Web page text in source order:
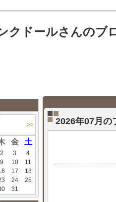
クドールさんのブ
>>
金 土
2 3
4
9 10
11
17
18
24
25
31
2026年07月の